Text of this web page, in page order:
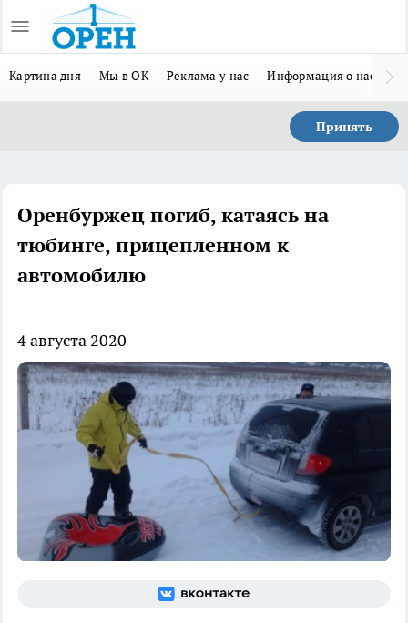
Картина дня Мы в ОК Реклама у нас Информация о нас
Принять
Оренбуржец погиб, катаясь на
тюбинге, прицепленном к
автомобилю
4 августа 2020